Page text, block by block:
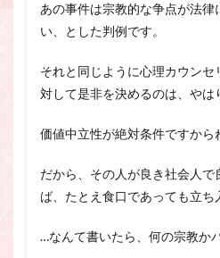
あの事件は宗教的な争点が法律
い、とした判例です。
それと同じように心理カウンセ
対して是非を決めるのは、やは
価値中立性が絶対条件ですから
だから、その人が良き社会人で
ば、たとえ食口であっても立ち
…なんて書いたら、何の宗教か